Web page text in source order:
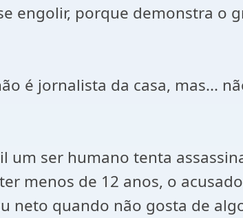
engolir, porque demonstra o
é jornalista da casa, mas...
um ser humano tenta
menos de 12 anos, o
neto quando não gosta de